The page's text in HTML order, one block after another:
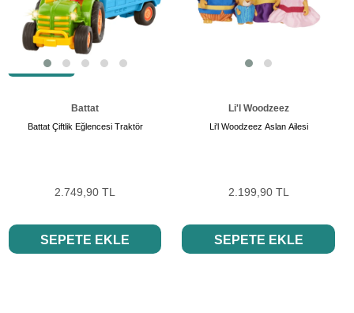
Battat
Battat Çiftlik Eğlencesi Traktör
2.749,90 TL
SON ÜRÜN
SEPETE EKLE
Li'l Woodzeez
Li'l Woodzeez Aslan Ailesi
2.199,90 TL
SEPETE EKLE